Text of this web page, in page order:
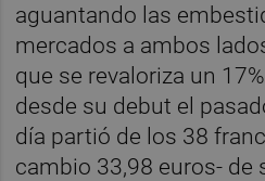
aguantando las
mercados a ambos
que se revaloriza un
desde su debut el
día partió de los 38
cambio 33,98 euros- de